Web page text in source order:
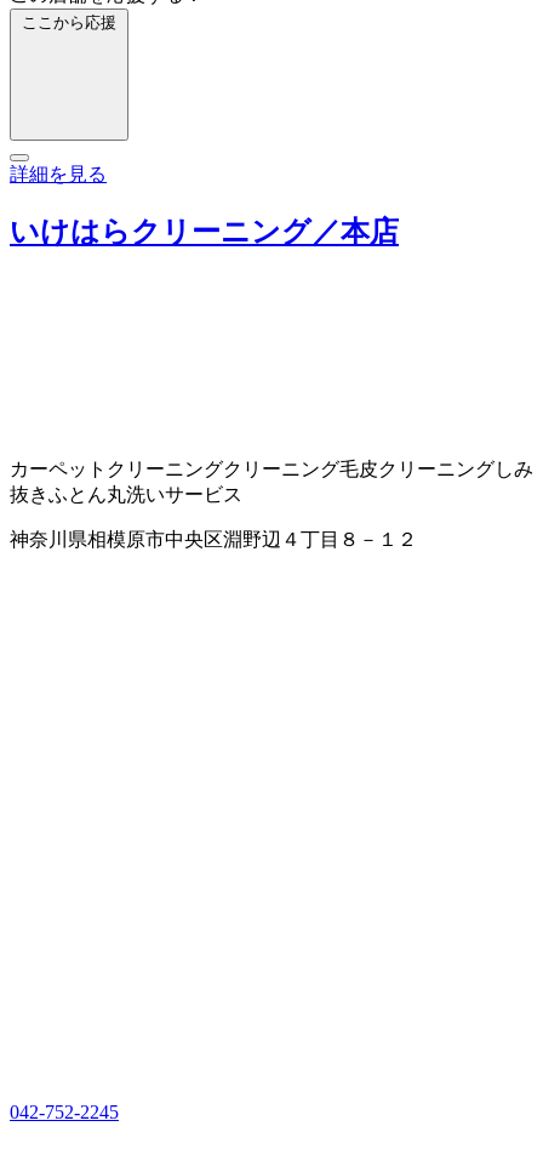
ここから応援
詳細を見る
いけはらクリーニング／本店
カーペットクリーニングクリーニング毛皮クリーニングしみ
抜きふとん丸洗いサービス
神奈川県相模原市中央区淵野辺４丁目８－１２
042-752-2245